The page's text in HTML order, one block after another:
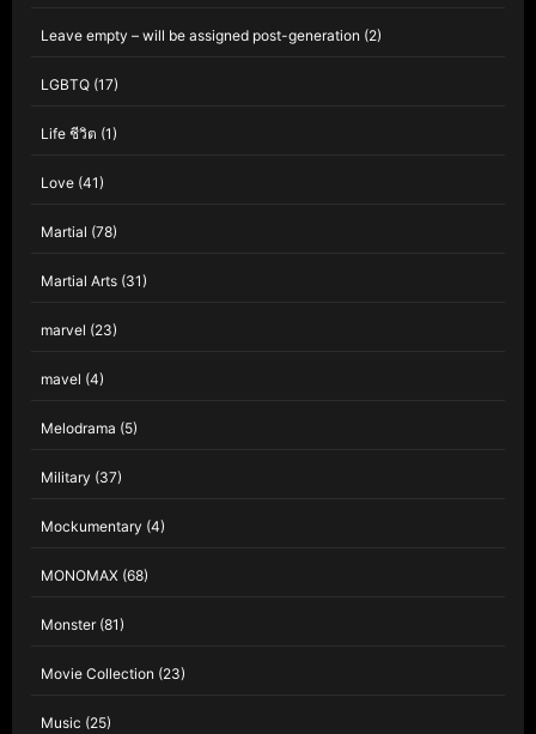
Leave empty – will be assigned post-generation (2)
LGBTQ (17)
Life ชีวิต (1)
Love (41)
Martial (78)
Martial Arts (31)
marvel (23)
mavel (4)
Melodrama (5)
Military (37)
Mockumentary (4)
MONOMAX (68)
Monster(81)
Movie Collection (23)
Music (25)